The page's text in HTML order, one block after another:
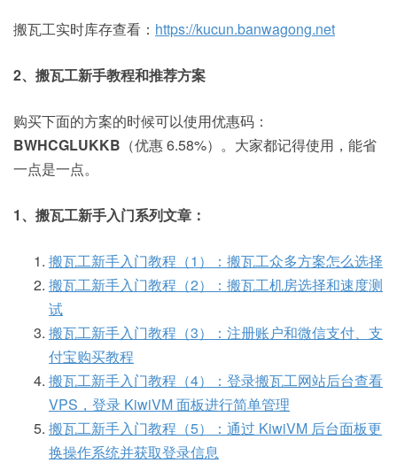
搬瓦工实时库存查看： https://kucun.banwagong.net
2、搬瓦工新手教程和推荐方案
购买下面的方案的时候可以使用优惠码：
BWHCGLUKKB （优惠 6.58%）。大家都记得使用，能省
一点是一点。
1、搬瓦工新手入门系列文章：
搬瓦工新手入门教程（1）：搬瓦工众多方案怎么选择
搬瓦工新手入门教程（2）：搬瓦工机房选择和速度测
试
搬瓦工新手入门教程（3）：注册账户和微信支付、支
付宝购买教程
搬瓦工新手入门教程（4）：登录搬瓦工网站后台查看
VPS，登录 KiwiVM 面板进行简单管理
搬瓦工新手入门教程（5）：通过 KiwiVM 后台面板更
换操作系统并获取登录信息